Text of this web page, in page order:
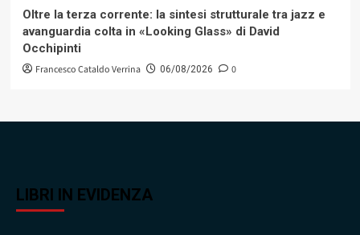
Oltre la terza corrente: la sintesi strutturale tra jazz e
avanguardia colta in «Looking Glass» di David
Occhipinti
Francesco Cataldo Verrina 06/08/2026 0
LIBRI IN EVIDENZA